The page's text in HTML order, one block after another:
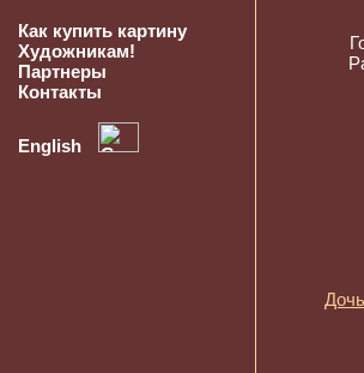
Как купить картину
Художникам!
Партнеры
Контакты
English